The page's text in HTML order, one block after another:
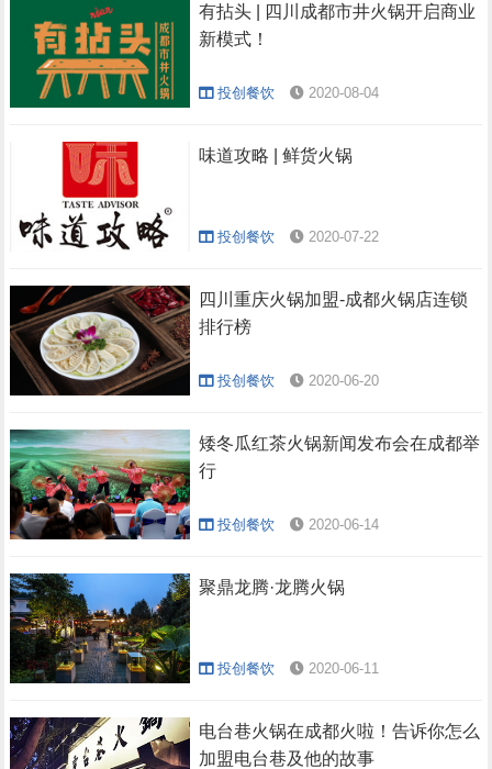
有拈头 | 四川成都市井火锅开启商业
新模式！
投创餐饮 2020-08-04
味道攻略 | 鲜货火锅
投创餐饮 2020-07-22
四川重庆火锅加盟-成都火锅店连锁
排行榜
投创餐饮 2020-06-20
矮冬瓜红茶火锅新闻发布会在成都举
行
投创餐饮 2020-06-14
聚鼎龙腾·龙腾火锅
投创餐饮 2020-06-11
电台巷火锅在成都火啦！告诉你怎么
加盟电台巷及他的故事